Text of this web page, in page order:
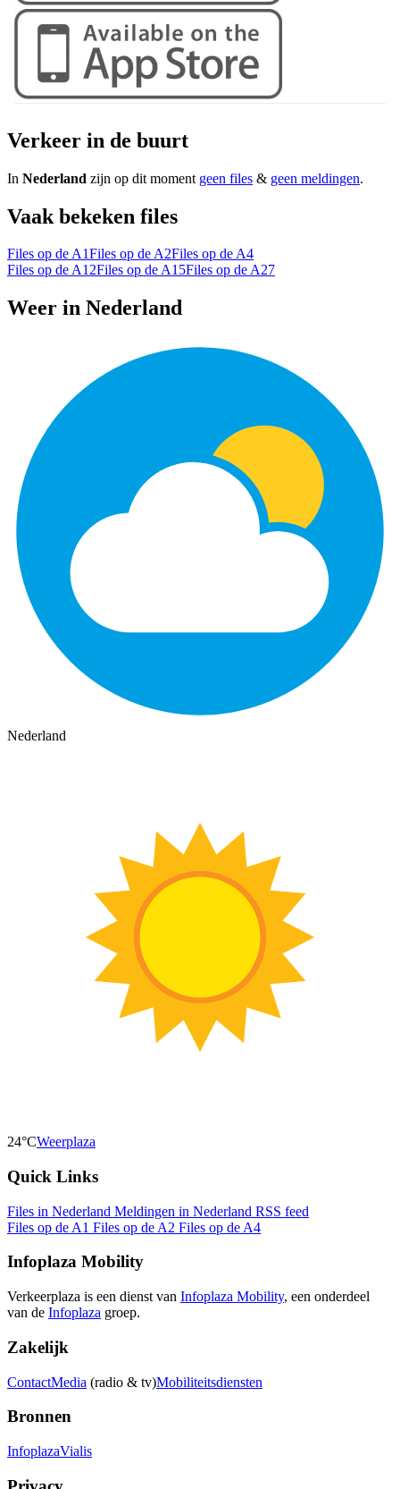
Verkeer in de buurt
In Nederland zijn op dit moment geen files & geen meldingen.
Vaak bekeken files
Files op de A1Files op de A2Files op de A4
Files op de A12Files op de A15Files op de A27
Weer in Nederland
Nederland
24°CWeerplaza
Quick Links
Files in Nederland Meldingen in Nederland RSS feed
Files op de A1 Files op de A2 Files op de A4
Infoplaza Mobility
Verkeerplaza is een dienst van Infoplaza Mobility, een onderdeel
van de Infoplaza groep.
Zakelijk
ContactMedia (radio & tv)Mobiliteitsdiensten
Bronnen
InfoplazaVialis